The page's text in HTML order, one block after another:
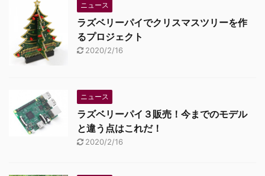
ニュース
ラズベリーパイでクリスマスツリーを作
るプロジェクト
2020/2/16
ニュース
ラズベリーパイ３販売！今までのモデル
と違う点はこれだ！
2020/2/16